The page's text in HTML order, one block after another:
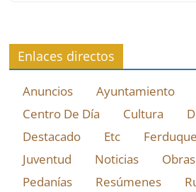
Enlaces directos
Anuncios Ayuntamiento
Centro De Día
Cultura
Destacado
Etc Ferduque
Juventud
Noticias
Pedanías
Resúmenes